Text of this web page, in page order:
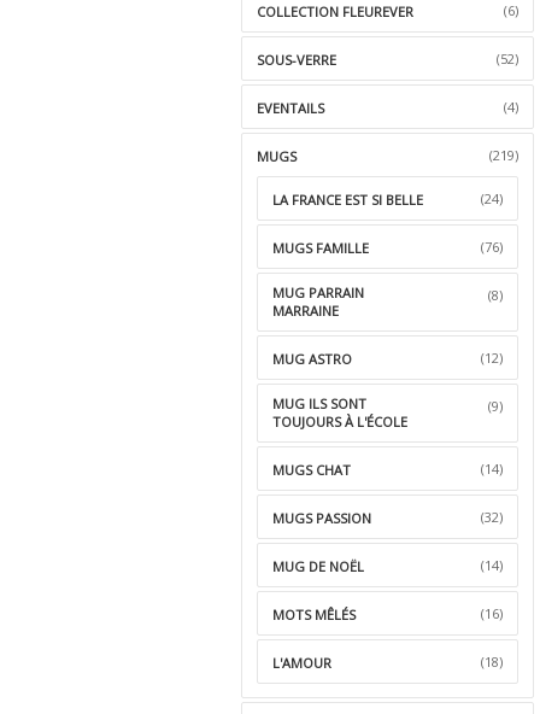
COLLECTION FLEUREVER (6)
SOUS-VERRE (52)
EVENTAILS (4)
MUGS (219)
LA FRANCE EST SI BELLE (24)
MUGS FAMILLE (76)
MUG PARRAIN
MARRAINE
(8)
MUG ASTRO (12)
MUG ILS SONT
TOUJOURS À L'ÉCOLE
(9)
MUGS CHAT (14)
MUGS PASSION (32)
MUG DE NOËL (14)
MOTS MÊLÉS (16)
L'AMOUR (18)